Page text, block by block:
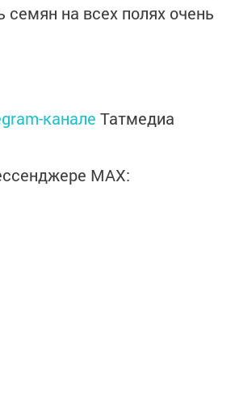
семян на всех полях очень
канале Татмедиа
MАХ: